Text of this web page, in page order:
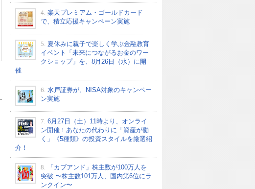
4. 楽天プレミアム・ゴールドカード
で、積立応援キャンペーン実施
5. 夏休みに親子で楽しく学ぶ金融教育
イベント「未来につながるお金のワー
クショップ」を、8月26日（水）に開
催
6. 水戸証券が、NISA対象のキャンペー
ン実施
7. 6月27日（土）11時より、オンライ
ン開催！あなたの代わりに「資産が働
く」《5種類》の投資スタイルを厳選紹
介！
8.
「カブアンド」株主数が100万人を
突破 〜株主数101万人、国内第6位にラ
ンクイン〜